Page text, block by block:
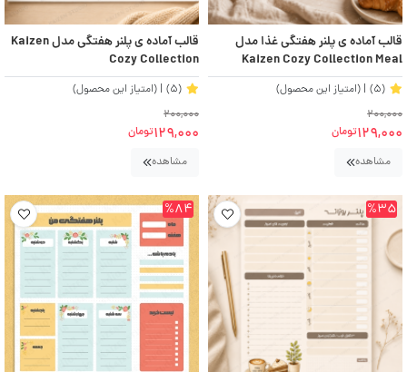
قالب آماده ی پلنر هفتگی غذا مدل
Kaizen Cozy Collection Meal
Planner
(5)
| (امتیاز این محصول)
200,000
129,000تومان
مشاهده
قالب آماده ی پلنر هفتگی مدل Kaizen
Cozy Collection
(5)
| (امتیاز این محصول)
200,000
129,000تومان
مشاهده
%35
%84